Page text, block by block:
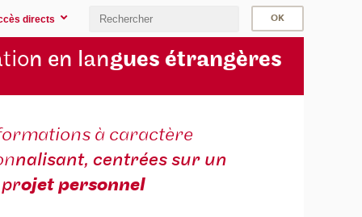
directs
n en langues étrangères
à caractère
nalisant, centrées sur un
projet personnel